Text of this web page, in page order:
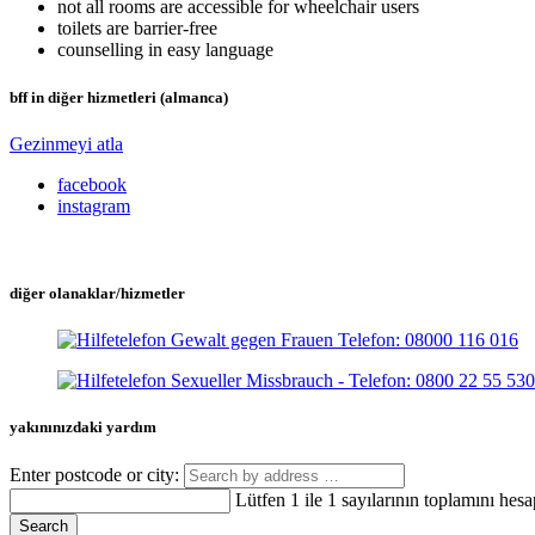
not all rooms are accessible for wheelchair users
toilets are barrier-free
counselling in easy language
bff in diğer hizmetleri (almanca)
Gezinmeyi atla
facebook
instagram
diğer olanaklar/hizmetler
yakınınızdaki yardım
Enter postcode or city:
Lütfen 1 ile 1 sayılarının toplamını
Search